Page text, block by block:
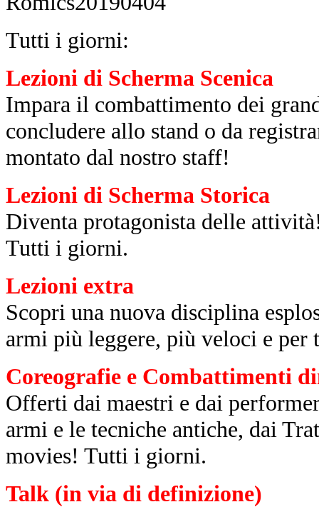
Tutti i giorni:
Lezioni di Scherma Scenica
Impara il combattimento dei
concludere allo stand o da
montato dal nostro staff!
Lezioni di Scherma Storica
Diventa protagonista delle
Tutti i giorni.
Lezioni extra
Scopri una nuova disciplina
armi più leggere, più veloci e per
Coreografie e Combattimenti
Offerti dai maestri e dai
armi e le tecniche antiche, dai
movies! Tutti i giorni.
Talk (in via di definizione)